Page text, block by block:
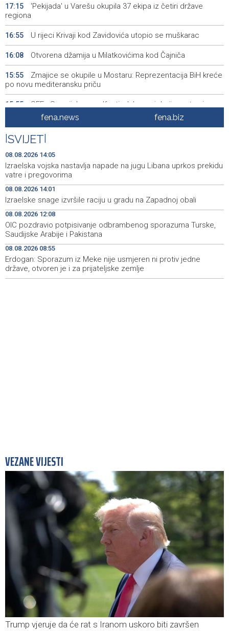
17:15
'Pekijada' u Varešu okupila 37 ekipa iz četiri države
regiona
16:55 U rijeci Krivaji kod Zavidovića utopio se muškarac
16:08 Otvorena džamija u Milatkovićima kod Čajniča
15:55
Zmajice se okupile u Mostaru: Reprezentacija BiH kreće
po novu mediteransku priču
15:55
SFF - Specijalna predfestivalska projekcija restauriranog
filma 'Žena s krajolikom' Ivice Matića
15:37
Požar kod Konjica i dalje aktivan, stanje bolje nego
jutros
15:27
Dokumentarac 'Bulevar Ivice Osima' osvojio nagradu na
City Festu u Niškoj Banji
15:09
Konjic ugostio 23 folklorna društva na 26.
Međunarodnom festivalu ‘Konjička sehara’
15:05
Vozači u HBŽ-u pozvani na oprez zbog divljih konja na
cestama
14:49
Bh. Muay Thai reprezentacija na Svjetskom prvenstvu u
najbrojnijem sastavu do sada (VIDEO)
fena.news fena.biz
SVIJET
08.08.2026 14:05
Izraelska vojska nastavlja napade na jugu Libana uprkos prekidu
vatre i pregovorima
08.08.2026 14:01
Izraelske snage izvršile raciju u gradu na Zapadnoj obali
08.08.2026 12:08
OIC pozdravio potpisivanje odbrambenog sporazuma Turske,
Saudijske Arabije i Pakistana
08.08.2026 08:55
Erdogan: Sporazum iz Meke nije usmjeren ni protiv jedne
države, otvoren je i za prijateljske zemlje
VEZANE VIJESTI
Trump vjeruje da će rat s Iranom uskoro biti završen